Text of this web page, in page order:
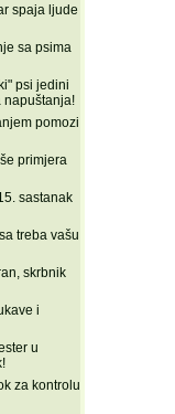
spaja ljude
sa psima
psi jedini
napuštanja!
pomozi
primjera
sastanak
treba vašu
skrbnik
i
u
za kontrolu